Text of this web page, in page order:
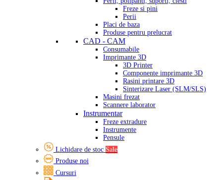
Freze si pini
Perii
Placi de baza
Produse pentru prelucrat
CAD - CAM
Consumabile
Imprimante 3D
3D Printer
Componente imprimante 3D
Rasini printare 3D
Sinterizare Laser (SLM/SLS)
Masini frezat
Scannere laborator
Instrumentar
Freze extradure
Instrumente
Pensule
Lichidare de stoc Sale
Produse noi
Cursuri